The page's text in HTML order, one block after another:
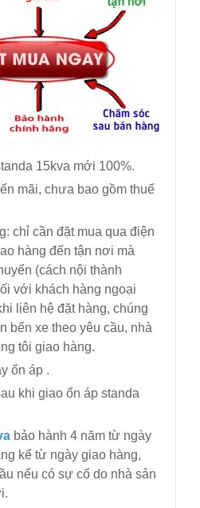
15kva mới 100%.
mãi, chưa bao gồm thuế
chỉ cần đặt mua qua điện
hàng đến tận nơi mà
(cách nội thành
với khách hàng ngoại
liên hệ đặt hàng, chúng
bến xe theo yêu cầu, nhà
tôi giao hàng.
ổn áp .
khi giao ổn áp standa
bảo hành 4 năm từ ngày
kể từ ngày giao hàng,
nếu có sự cố do nhà sản